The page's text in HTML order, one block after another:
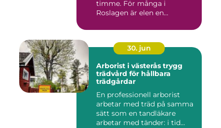
timme. För många i
Roslagen är elen en
30. jun
Arborist i västerås trygg
trädvård för hållbara
trädgårdar
En professionell arborist
arbetar med träd på samma
sätt som en tandläkare
arbetar med tänder: i tid...